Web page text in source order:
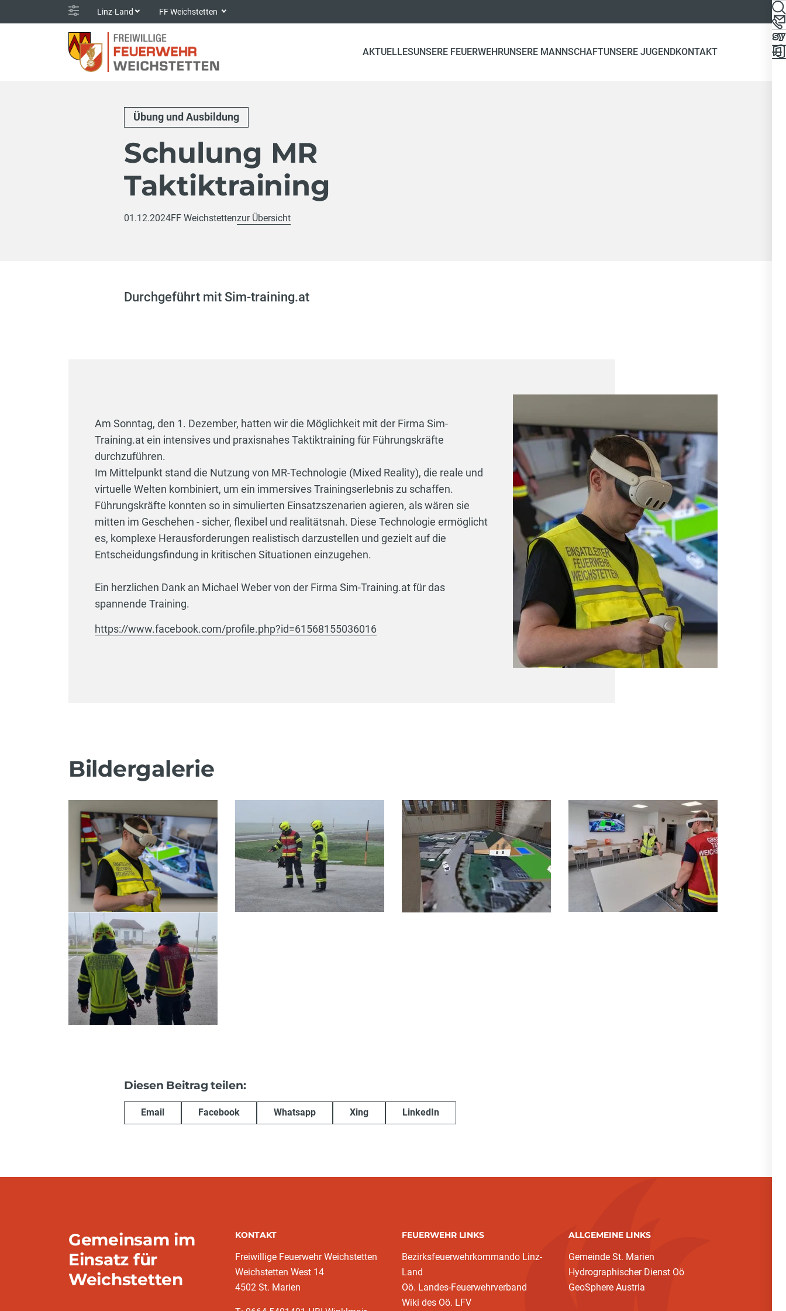
Linz-Land FF Weichstetten
AKTUELLESUNSERE FEUERWEHRUNSERE MANNSCHAFTUNSERE JUGENDKONTAKT
Übung und Ausbildung
Schulung MR
Taktiktraining
01.12.2024FF Weichstettenzur Übersicht
Durchgeführt mit Sim-training.at
Am Sonntag, den 1. Dezember, hatten wir die Möglichkeit mit der Firma Sim-
Training.at ein intensives und praxisnahes Taktiktraining für Führungskräfte
durchzuführen.
Im Mittelpunkt stand die Nutzung von MR-Technologie (Mixed Reality), die reale und
virtuelle Welten kombiniert, um ein immersives Trainingserlebnis zu schaffen.
Führungskräfte konnten so in simulierten Einsatzszenarien agieren, als wären sie
mitten im Geschehen - sicher, flexibel und realitätsnah. Diese Technologie ermöglicht
es, komplexe Herausforderungen realistisch darzustellen und gezielt auf die
Entscheidungsfindung in kritischen Situationen einzugehen.
Ein herzlichen Dank an Michael Weber von der Firma Sim-Training.at für das
spannende Training.
https://www.facebook.com/profile.php?id=61568155036016
Bildergalerie
Diesen Beitrag teilen:
Email Facebook Whatsapp Xing LinkedIn
Gemeinsam im
Einsatz für
Weichstetten
KONTAKT
Freiwillige Feuerwehr Weichstetten
Weichstetten West 14
4502 St. Marien
FEUERWEHR LINKS
Bezirksfeuerwehrkommando Linz-
Land
Oö. Landes-Feuerwehrverband
Wiki des Oö. LFV
ALLGEMEINE LINKS
Gemeinde St. Marien
Hydrographischer Dienst Oö
GeoSphere Austria